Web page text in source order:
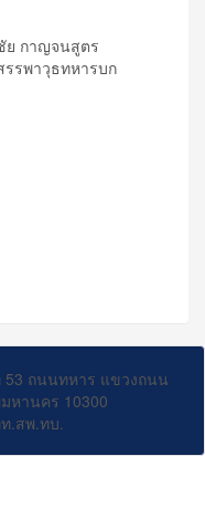
ศรชัย กาญจนสูตร
มสรรพาวุธทหารบก
53 ถนนทหาร แขวงถนน
หานคร 10300
.สพ.ทบ.